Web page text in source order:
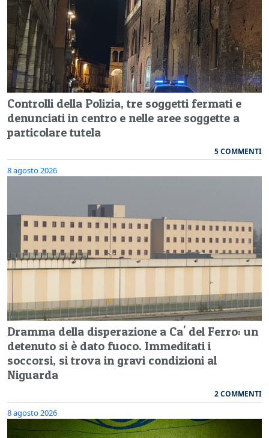
Controlli della Polizia, tre soggetti fermati e
denunciati in centro e nelle aree soggette a
particolare tutela
5 COMMENTI
8 agosto 2026
Dramma della disperazione a Ca' del Ferro: un
detenuto si è dato fuoco. Immeditati i
soccorsi, si trova in gravi condizioni al
Niguarda
2 COMMENTI
8 agosto 2026